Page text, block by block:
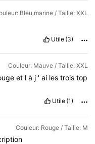
Bleu marine / Taille: XXL
Utile (3)
Couleur: Mauve / Taille: XXL
et là j 'ai lestroistop
Utile (1)
Couleur: Rouge / Taille: M